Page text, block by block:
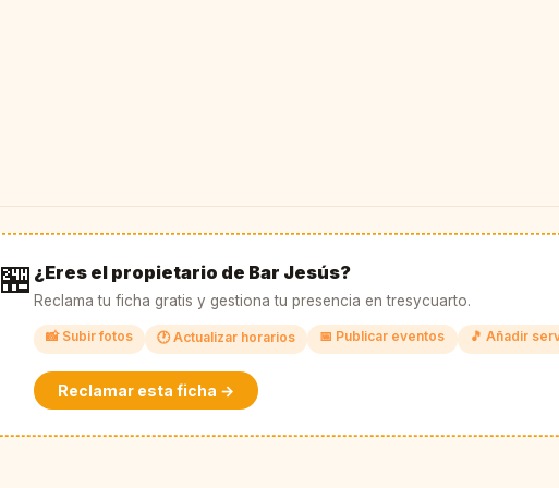
🏪 ¿Eres el propietario de Bar Jesús?
Reclama tu ficha gratis y gestiona tu presencia en tresycuarto.
📸 Subir fotos 🕐 Actualizar horarios 📅 Publicar eventos 🎵 Añadir
Reclamar esta ficha →